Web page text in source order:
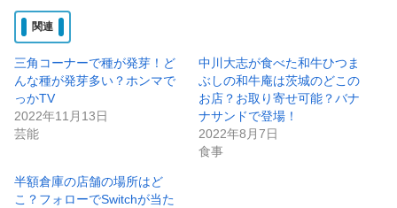
関連
三角コーナーで種が発芽！ど
んな種が発芽多い？ホンマで
っかTV
2022年11月13日
芸能
中川大志が食べた和牛ひつま
ぶしの和牛庵は茨城のどこの
お店？お取り寄せ可能？バナ
ナサンドで登場！
2022年8月7日
食事
半額倉庫の店舗の場所はど
こ？フォローでSwitchが当た